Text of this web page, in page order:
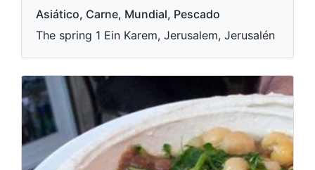
Asiático, Carne, Mundial, Pescado
The spring 1 Ein Karem, Jerusalem, Jerusalén